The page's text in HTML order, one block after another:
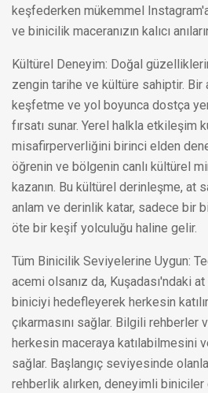
keşfederken mükemmel Instagram'a
ve binicilik maceranızın kalıcı
Kültürel Deneyim: Doğal
zengin tarihe ve kültüre sahiptir.
keşfetme ve yol boyunca dostça
fırsatı sunar. Yerel halkla etkileşim
misafirperverliğini birinci elden
öğrenin ve bölgenin canlı kültürel
kazanın. Bu kültürel derinleşme, at
anlam ve derinlik katar, sadece bir
öte bir keşif yolculuğu haline gelir.
Tüm Binicilik Seviyelerine Uygun:
acemi olsanız da, Kuşadası'ndaki
biniciyi hedefleyerek herkesin
çıkarmasını sağlar. Bilgili rehberler
herkesin maceraya katılabilmesini
sağlar. Başlangıç seviyesinde
rehberlik alırken, deneyimli biniciler